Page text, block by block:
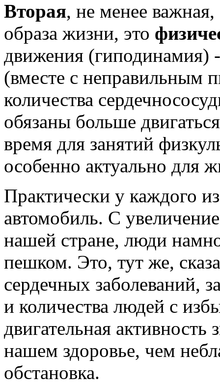
Вторая, не менее
образа жизни, это
движения (гиподинамия)
(вместе с неправильным
количества
обязаны больше
время для занятий
особенно актуально для
Практически у каждого
автомобиль. С
нашей стране, люди
пешком. Это, тут же,
сердечных заболеваний,
и количества людей с
двигательная активность
нашем здоровье, чем
обстановка.